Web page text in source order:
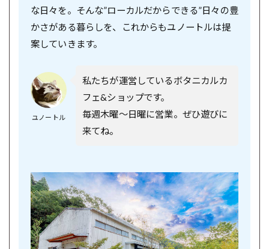
な日々を。そんな”ローカルだからできる”日々の豊
かさがある暮らしを、これからもユノートルは提
案していきます。
ユノートル
私たちが運営しているボタニカルカ
フェ&ショップです。
毎週木曜〜日曜に営業。ぜひ遊びに
来てね。